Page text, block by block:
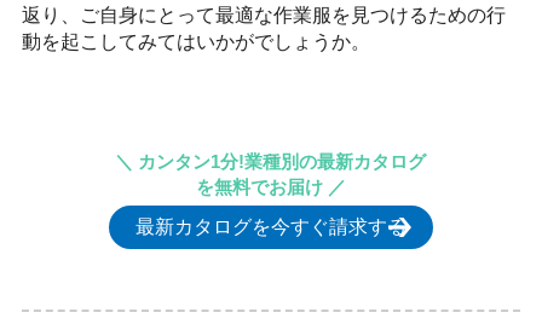
返り、ご自身にとって最適な作業服を見つけるための行
動を起こしてみてはいかがでしょうか。
＼ カンタン1分!業種別の最新カタログ
を無料でお届け ／
最新カタログを今すぐ請求する